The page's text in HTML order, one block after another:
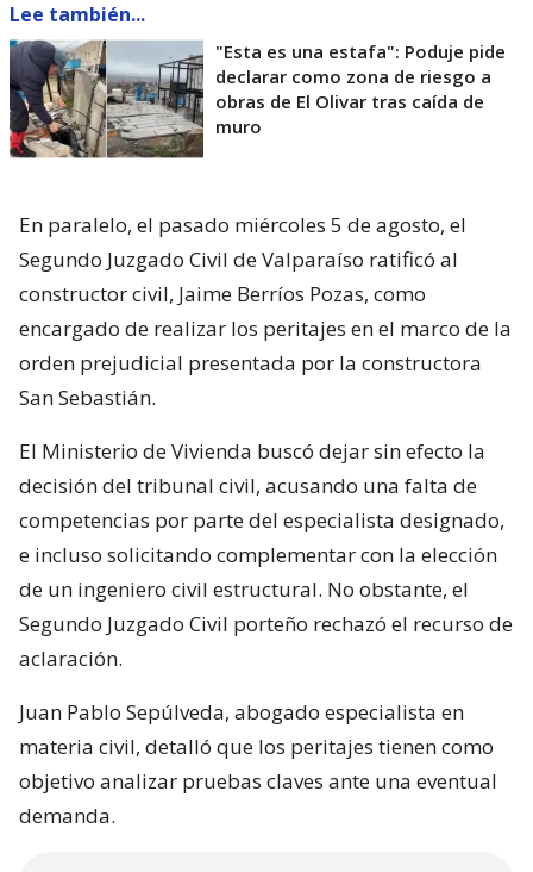
Lee también...
"Esta es una estafa": Poduje pide
declarar como zona de riesgo a
obras de El Olivar tras caída de
muro
En paralelo, el pasado miércoles 5 de agosto, el
Segundo Juzgado Civil de Valparaíso ratificó al
constructor civil, Jaime Berríos Pozas, como
encargado de realizar los peritajes en el marco de la
orden prejudicial presentada por la constructora
San Sebastián.
El Ministerio de Vivienda buscó dejar sin efecto la
decisión del tribunal civil, acusando una falta de
competencias por parte del especialista designado,
e incluso solicitando complementar con la elección
de un ingeniero civil estructural. No obstante, el
Segundo Juzgado Civil porteño rechazó el recurso de
aclaración.
Juan Pablo Sepúlveda, abogado especialista en
materia civil, detalló que los peritajes tienen como
objetivo analizar pruebas claves ante una eventual
demanda.